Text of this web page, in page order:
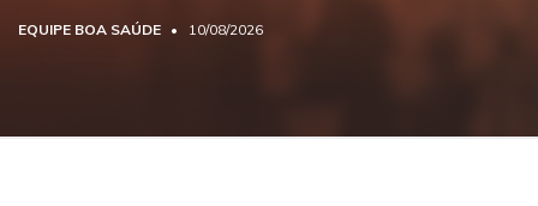
EQUIPE BOA SAÚDE 10/08/2026